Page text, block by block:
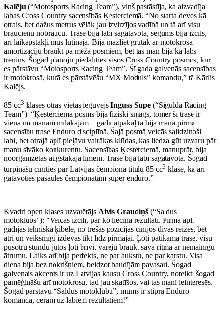
Kalēju (“Motosports Racing Team”), viņš pastāstīja, ka aizvadīja
labas Cross Country sacensībās Ķesterciemā. “No starta devos kā
otrais, bet dažus metrus vēlāk jau izvirzījos vadībā un tā arī visu
braucienu nobraucu. Trase bija labi sagatavota, segums bija izcils,
arī laikapstākļi mūs lutināja. Bija mazliet grūtāk ar motokrosa
amortizāciju braukt pa meža posmiem, bet tas man bija kā labs
treniņs. Šogad plānoju piedalīties visos Cross Country posmos, kur
es pārstāvu “Motosports Racing Team”. Šī gada galvenās sacensības
ir motokrosā, kurā es pārstāvēšu “MX Moduls” komandu,” tā Kārlis
Kalējs.
85 cc3 klases otrās vietas ieguvējs Inguss Supe (“Sigulda Racing
Team”): “Ķesterciema posms bija fiziski smags, tomēr šī trase ir
viena no manām mīļākajām – gadu atpakaļ tā bija mana pirmā
sacensību trase Enduro disciplīnā. Šajā posmā veicās salidzinoši
labi, bet otrajā aplī pieļāvu vairākas kļūdas, kas liedza gūt uzvaru pār
manu sīvāko konkurentu. Sacensības Ķesterciemā, manuprāt, bija
noorganizētas augstākajā līmenī. Trase bija labi sagatavota. Šogad
turpināšu cīnīties par Latvijas čempiona titulu 85 cc3 klasē, kā arī
gatavoties pasaules čempionātam super enduro.”
Kvadri open klases uzvarētājs Aivis Graudiņš (“Saldus
motoklubs”): “Veicās izcili, par ko liecina rezultāti. Pirmā aplī
gadījās tehniska ķibele, no trešās pozīcijas cīnījos divas reizes, bet
ātri un veiksmīgi izdevās tikt līdz pirmajai. Ļoti patīkama trase, visu
pusotru stundu jutos ļoti brīvi, varēju braukt savā ritmā ar nemainīgu
ātrumu. Laiks arī bija perfekts, ne par aukstu, ne par karstu. Visa
diena bija bez nokrišņiem, beidzot baudījām pavasari. Šogad
galvenais akcents ir uz Latvijas kausu Cross Country, noteikti šogad
pamēģināšu arī motokrosu, tad jau skatīšos, vai tas mani ieinteresēs.
Šogad pārstāvu “Saldus motoklubu”, mums ir stipra Enduro
komanda, ceram uz labiem rezultātiem!”